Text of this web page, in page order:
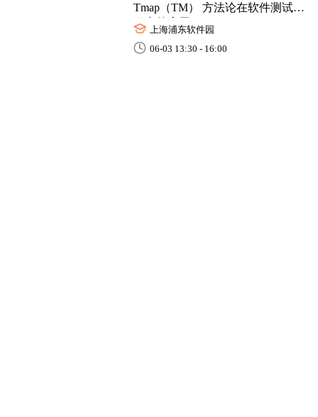
Tmap（TM） 方法论在软件测试项
目中的应用
上海浦东软件园
06-03 13:30 - 16:00